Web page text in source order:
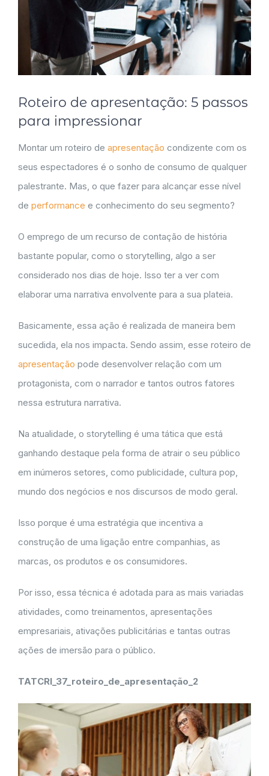
Roteiro de apresentação: 5 passos
para impressionar
Montar um roteiro de apresentação condizente com os
seus espectadores é o sonho de consumo de qualquer
palestrante. Mas, o que fazer para alcançar esse nível
de performance e conhecimento do seu segmento?
O emprego de um recurso de contação de história
bastante popular, como o storytelling, algo a ser
considerado nos dias de hoje. Isso ter a ver com
elaborar uma narrativa envolvente para a sua plateia.
Basicamente, essa ação é realizada de maneira bem
sucedida, ela nos impacta. Sendo assim, esse roteiro de
apresentação pode desenvolver relação com um
protagonista, com o narrador e tantos outros fatores
nessa estrutura narrativa.
Na atualidade, o storytelling é uma tática que está
ganhando destaque pela forma de atrair o seu público
em inúmeros setores, como publicidade, cultura pop,
mundo dos negócios e nos discursos de modo geral.
Isso porque é uma estratégia que incentiva a
construção de uma ligação entre companhias, as
marcas, os produtos e os consumidores.
Por isso, essa técnica é adotada para as mais variadas
atividades, como treinamentos, apresentações
empresariais, ativações publicitárias e tantas outras
ações de imersão para o público.
TATCRI_37_roteiro_de_apresentação_2